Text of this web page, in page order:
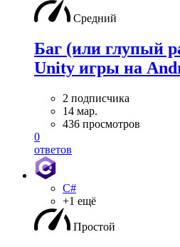
Средний
Баг (или глупый
Unity игры на
2 подписчика
14 мар.
436 просмотров
0
ответов
C#
+1 ещё
Простой